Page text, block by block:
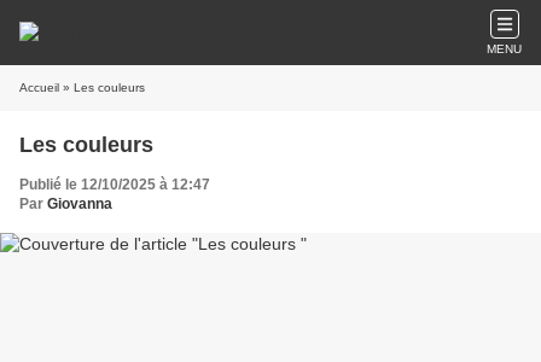
MENU
Accueil » Les couleurs
Les couleurs
Publié le 12/10/2025 à 12:47
Par Giovanna